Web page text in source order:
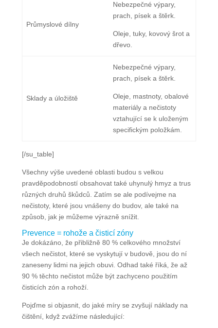
Průmyslové dílny
Nebezpečné výpary,
prach, písek a štěrk.
Oleje, tuky, kovový šrot a
dřevo.
Sklady a úložiště
Nebezpečné výpary,
prach, písek a štěrk.
Oleje, mastnoty, obalové
materiály a nečistoty
vztahující se k uloženým
specifickým položkám.
[/su_table]
Všechny výše uvedené oblasti budou s velkou
pravděpodobností obsahovat také uhynulý hmyz a trus
různých druhů škůdců. Zatím se ale podívejme na
nečistoty, které jsou vnášeny do budov, ale také na
způsob, jak je můžeme výrazně snížit.
Prevence = rohože a čisticí zóny
Je dokázáno, že přibližně 80 % celkového množství
všech nečistot, které se vyskytují v budově, jsou do ní
zaneseny lidmi na jejich obuvi. Odhad také říká, že až
90 % těchto nečistot může být zachyceno použitím
čisticích zón a rohoží.
Pojďme si objasnit, do jaké míry se zvyšují náklady na
čištění, když zvážíme následující: